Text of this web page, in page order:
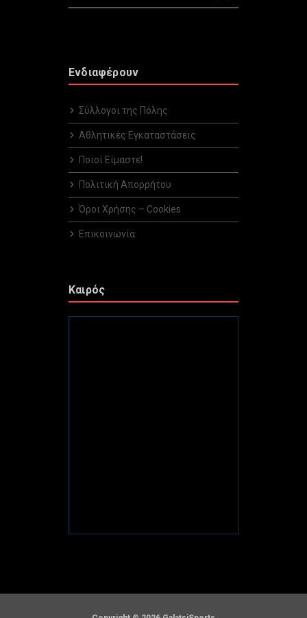
Ενδιαφέρουν
Σύλλογοι της Πόλης
Αθλητικές Εγκαταστάσεις
Ποιοί Είμαστε!
Πολιτική Απορρήτου
Όροι Χρήσης – Cookies
Επικοινωνία
Καιρός